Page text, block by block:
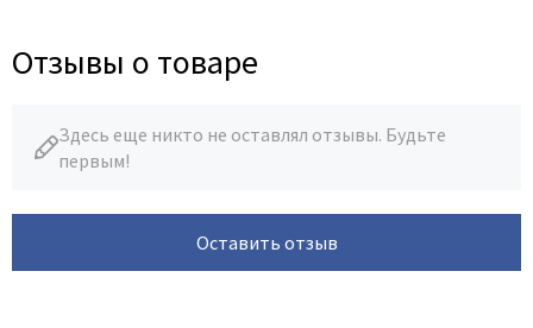
Отзывы о товаре
Здесь еще никто не оставлял отзывы. Будьте
первым!
Оставить отзыв